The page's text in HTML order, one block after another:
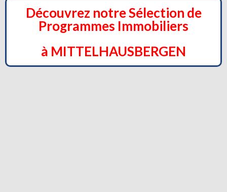
Découvrez notre Sélection de
Programmes Immobiliers
à MITTELHAUSBERGEN